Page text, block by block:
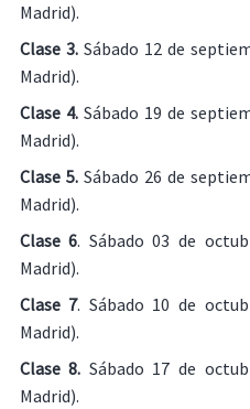
Madrid).
Clase 3.Sábado 12 de
Madrid).
Clase 4.Sábado 19 de
Madrid).
Clase 5.Sábado 26 de
Madrid).
Clase 6. Sábado 03 de
Madrid).
Clase 7. Sábado 10 de
Madrid).
Clase 8. Sábado 17 de
Madrid).